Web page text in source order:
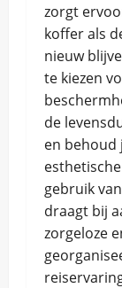
zorgt
koffer als
nieuw
te kiezen
de
en behoud
gebruik
draagt bij
zorgeloze